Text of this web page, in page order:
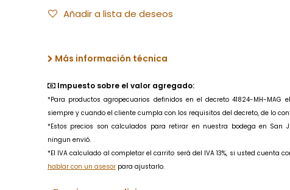
Añadir a lista de deseos
Más información técnica
Impuesto sobre el valor agregado:
*Para productos agropecuarios definidos en el decreto 41824-MH-MAG
siempre y cuando el cliente cumpla con los requisitos del decreto, de lo
*Estos precios son calculados para retirar en nuestra bodega en San
ningun envió.
*El IVA calculado al completar el carrito será del IVA 13%, si usted cuenta
hablar con un asesor para ajustarlo.